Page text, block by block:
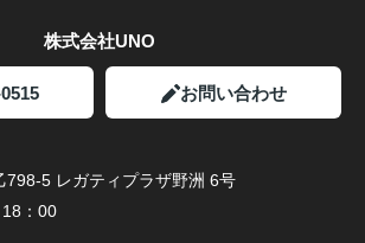
株式会社UNO
お問い合わせ
798-5 レガティプラザ野洲 6号
：00